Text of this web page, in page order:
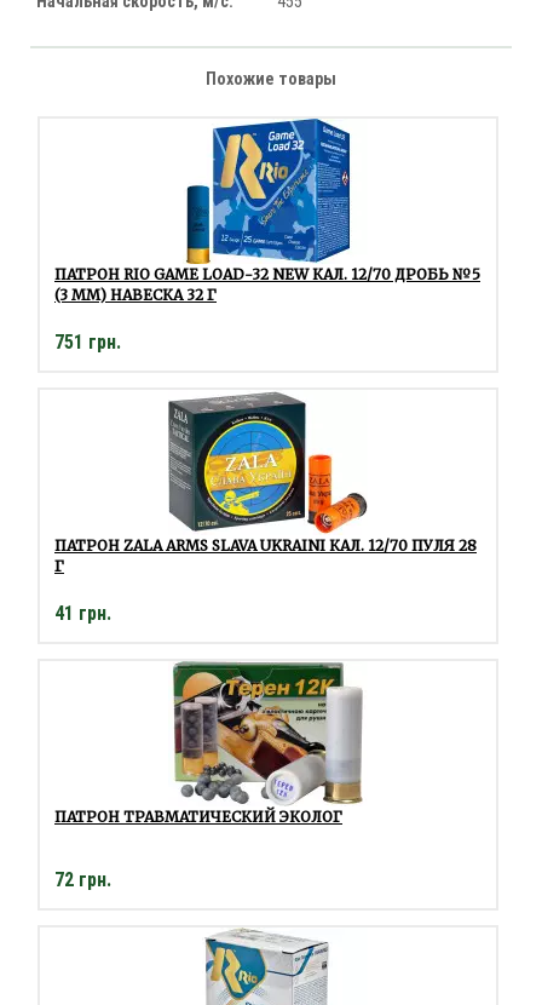
Похожие товары
ПАТРОН RIO GAME LOAD-32 NEW КАЛ. 12/70 ДРОБЬ №5
(3 ММ) НАВЕСКА 32 Г
751 грн.
ПАТРОН ZALA ARMS SLAVA UKRAINI КАЛ. 12/70 ПУЛЯ 28
Г
41 грн.
ПАТРОН ТРАВМАТИЧЕСКИЙ ЭКОЛОГ
72 грн.